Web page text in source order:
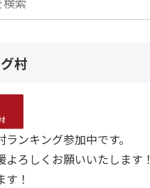
村
ンキング参加中です。
よろしくお願いいたします！
！